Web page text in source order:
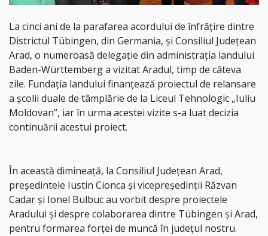
La cinci ani de la parafarea acordului de înfrățire dintre
Districtul Tübingen, din Germania, și Consiliul Județean
Arad, o numeroasă delegație din administrația landului
Baden-Württemberg a vizitat Aradul, timp de câteva
zile. Fundația landului finanțează proiectul de relansare
a școlii duale de tâmplărie de la Liceul Tehnologic „Iuliu
Moldovan”, iar în urma acestei vizite s-a luat decizia
continuării acestui proiect.
În această dimineață, la Consiliul Județean Arad,
președintele Iustin Cionca și vicepreședinții Răzvan
Cadar și Ionel Bulbuc au vorbit despre proiectele
Aradului și despre colaborarea dintre Tübingen și Arad,
pentru formarea forței de muncă în județul nostru.